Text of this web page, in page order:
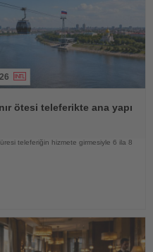
ötesi teleferikte ana yapı
teleferiğin hizmete girmesiyle 6 ila 8